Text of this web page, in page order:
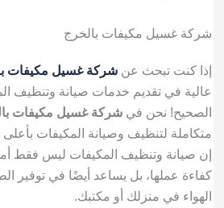
شركة غسيل مكيفات بالخرج
إذا كنت تبحث عن شركة غسيل مكيفات
عالية في تقديم خدمات صيانة وتنظيف
الصحيح! نحن في شركة غسيل مكيفات
متكاملة لتنظيف وصيانة المكيفات
إن صيانة وتنظيف المكيفات ليس فقط
كفاءة عملها، بل يساعد أيضًا في توفير
الهواء في منزلك أو مكتبك.